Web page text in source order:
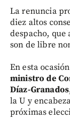
La renuncia
diez altos
despacho, que
son de libre
En esta
ministro de
Díaz-Granados
la U y
próximas